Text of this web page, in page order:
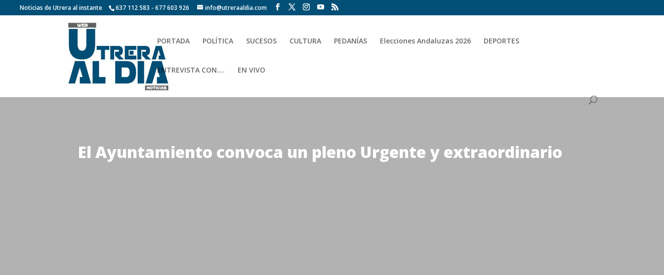
Noticias de Utrera al instante 637 112 583 - 677 603 926 info@utreraaldia.com
PORTADA POLÍTICA SUCESOS CULTURA PEDANÍAS Elecciones Andaluzas 2026 DEPORTES
ENTREVISTA CON…. EN VIVO
El Ayuntamiento convoca un pleno Urgente y extraordinario